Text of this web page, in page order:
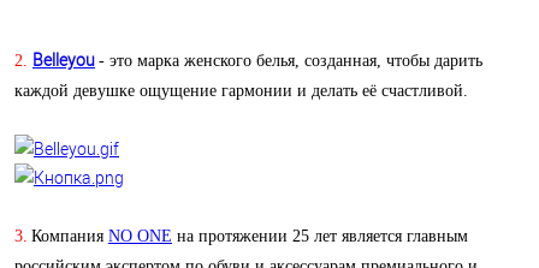
2. Belleyou - это марка женского белья, созданная, чтобы дарить
каждой девушке ощущение гармонии и делать её счастливой.
3. Компания NO ONE на протяжении 25 лет является главным